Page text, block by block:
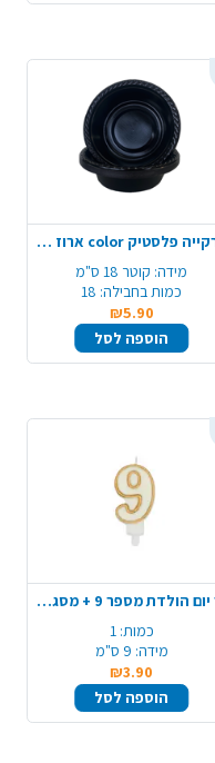
מרקייה פלסטיק color ארוז 18 יח'- שחור
מידה: קוטר 18 ס"מ
כמות בחבילה: 18
₪5.90
הוספה לסל
נר יום הולדת מספר 9 + מסגרת - זהב
כמות: 1
מידה: 9 ס"מ
₪3.90
הוספה לסל